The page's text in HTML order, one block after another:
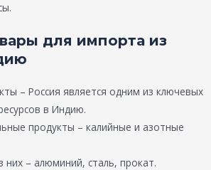
для импорта из
– Россия является одним из ключевых
в Индию.
продукты – калийные и азотные
них – алюминий, сталь, прокат.